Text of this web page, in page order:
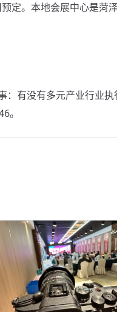
定。本地会展中心是菏
：有没有多元产业行业
。